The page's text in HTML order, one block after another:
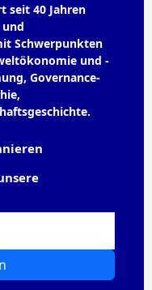
seit 40 Jahren
Schwerpunkten
und -
Governance-